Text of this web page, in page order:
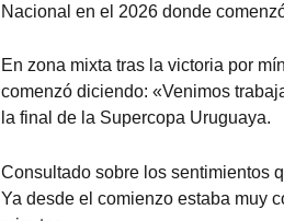
Nacional en el 2026 donde
En zona mixta tras la victoria por
comenzó diciendo: «Venimos
la final de la Supercopa Uruguaya.
Consultado sobre los sentimientos
Ya desde el comienzo estaba muy